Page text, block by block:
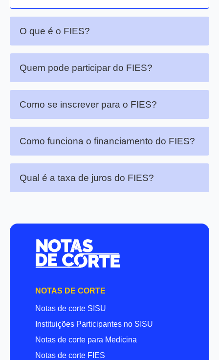
O que é o FIES?
Quem pode participar do FIES?
Como se inscrever para o FIES?
Como funciona o financiamento do FIES?
Qual é a taxa de juros do FIES?
NOTAS DE CORTE
Notas de corte SISU
Instituições Participantes no SISU
Notas de corte para Medicina
Notas de corte FIES